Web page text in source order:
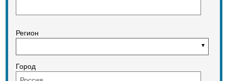
Регион
Город